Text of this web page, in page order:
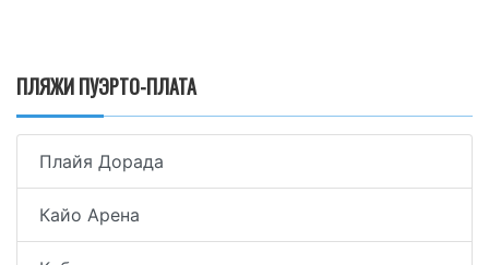
ПЛЯЖИ ПУЭРТО-ПЛАТА
Плайя Дорада
Кайо Арена